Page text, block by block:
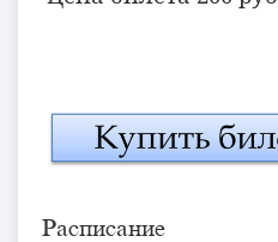
Расписание